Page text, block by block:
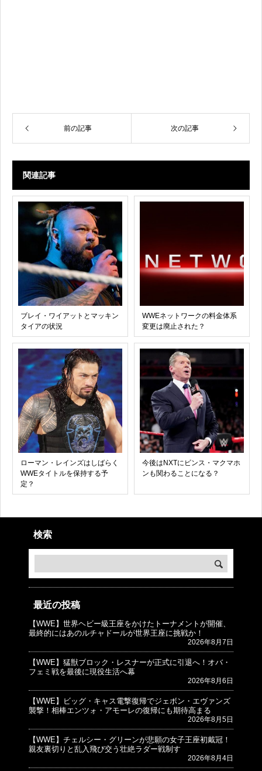
前の記事 次の記事
関連記事
ブレイ・ワイアットとマッキン
タイアの状況
WWEネットワークの料金体系
変更は廃止された？
ローマン・レインズはしばらく
WWEタイトルを保持する予
定？
今後はNXTにビンス・マクマホ
ンも関わることになる？
検索
最近の投稿
【WWE】世界ヘビー級王座をかけたトーナメントが開催、
最終的にはあのルチャドールが世界王座に挑戦か！
2026年8月7日
【WWE】猛獣ブロック・レスナーが正式に引退へ！オバ・
フェミ戦を最後に現役生活へ幕
2026年8月6日
【WWE】ビッグ・キャス電撃復帰でジェボン・エヴァンズ
襲撃！相棒エンツォ・アモーレの復帰にも期待高まる
2026年8月5日
【WWE】チェルシー・グリーンが悲願の女子王座初戴冠！
親友裏切りと乱入飛び交う壮絶ラダー戦制す
2026年8月4日
© プロレスJunkie ～WWEの最新情報 USA～